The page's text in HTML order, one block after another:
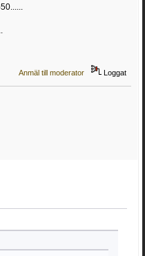
Anmäl till moderator Loggat